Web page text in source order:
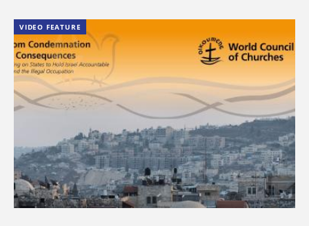
VIDEO FEATURE